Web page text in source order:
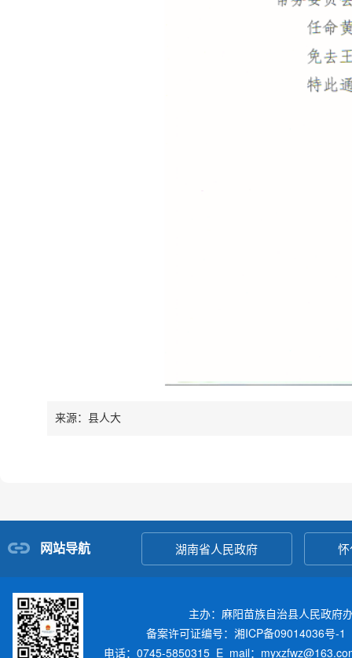
来源：县人大
网站导航 湖南省人民政府
主办：麻阳苗族自治县人民政
备案许可证编号：湘ICP备09014036号-1
电话：0745-5850315 E_mail：